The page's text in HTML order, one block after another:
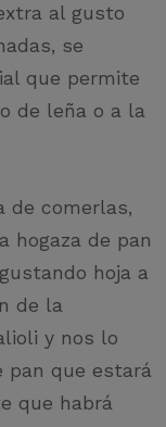
al gusto
se
que permite
de leña o a la
de comerlas,
hogaza de pan
hoja a
de la
y nos lo
pan que estará
que habrá